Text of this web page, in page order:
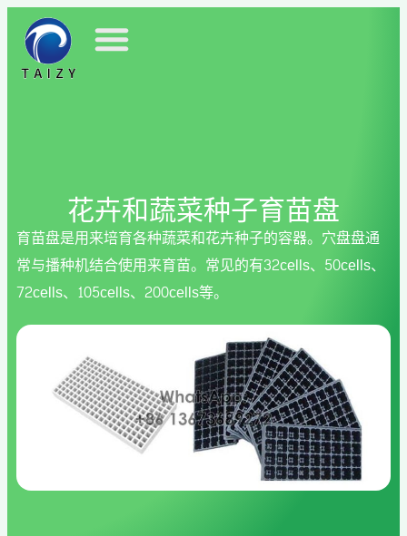
花卉和蔬菜种子育苗盘
育苗盘是用来培育各种蔬菜和花卉种子的容器。穴盘盘通
常与播种机结合使用来育苗。常见的有32cells、50cells、
72cells、105cells、200cells等。